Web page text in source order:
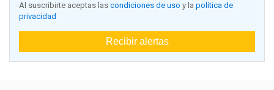
Al suscribirte aceptas las condiciones de uso y la política de
privacidad
Recibir alertas